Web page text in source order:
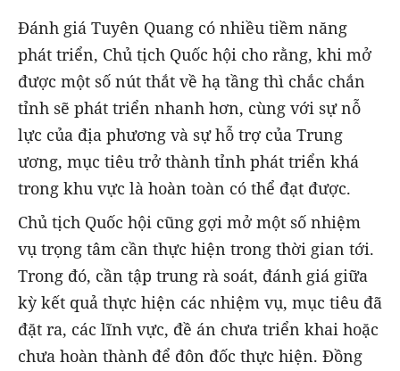
Đánh giá Tuyên Quang có nhiều tiềm năng
phát triển, Chủ tịch Quốc hội cho rằng, khi mở
được một số nút thắt về hạ tầng thì chắc chắn
tỉnh sẽ phát triển nhanh hơn, cùng với sự nỗ
lực của địa phương và sự hỗ trợ của Trung
ương, mục tiêu trở thành tỉnh phát triển khá
trong khu vực là hoàn toàn có thể đạt được.
Chủ tịch Quốc hội cũng gợi mở một số nhiệm
vụ trọng tâm cần thực hiện trong thời gian tới.
Trong đó, cần tập trung rà soát, đánh giá giữa
kỳ kết quả thực hiện các nhiệm vụ, mục tiêu đã
đặt ra, các lĩnh vực, đề án chưa triển khai hoặc
chưa hoàn thành để đôn đốc thực hiện. Đồng